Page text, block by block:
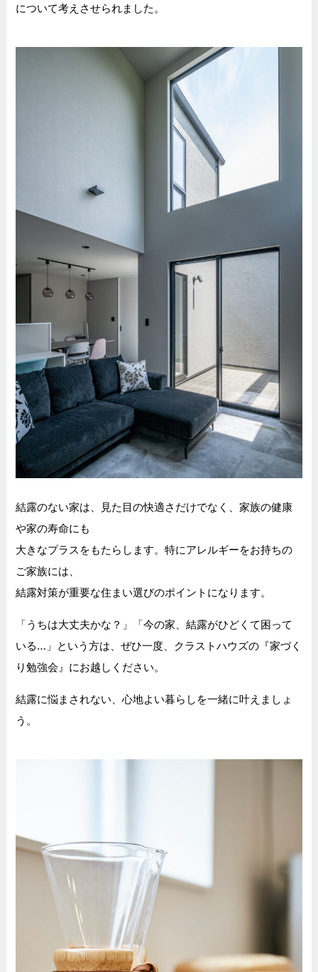
について考えさせられました。
結露のない家は、見た目の快適さだけでなく、家族の健康
や家の寿命にも
大きなプラスをもたらします。特にアレルギーをお持ちの
ご家族には、
結露対策が重要な住まい選びのポイントになります。
「うちは大丈夫かな？」「今の家、結露がひどくて困って
いる…」という方は、 ぜひ一度、クラストハウズの『家づく
り勉強会』にお越しください。
結露に悩まされない、心地よい暮らしを一緒に叶えましょ
う。